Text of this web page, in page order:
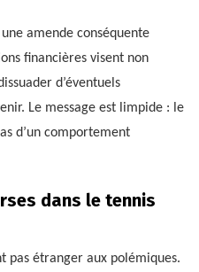
amende conséquente
financières visent non
d’éventuels
Le message est limpide : le
d’un comportement
dans le tennis
pas étranger aux polémiques.